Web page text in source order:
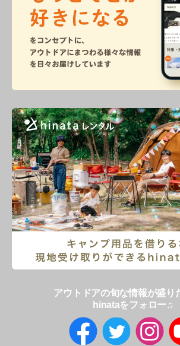
アウトドアの旬な情報が盛り
hinataをフォロー♫